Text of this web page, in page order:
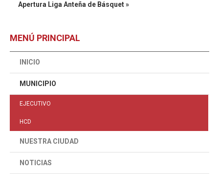
Apertura Liga Anteña de Básquet »
MENÚ PRINCIPAL
INICIO
MUNICIPIO
EJECUTIVO
HCD
NUESTRA CIUDAD
NOTICIAS